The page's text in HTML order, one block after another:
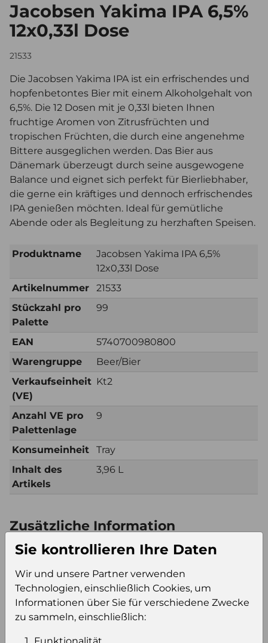
Jacobsen Yakima IPA 6,5%
12x0,33l Dose
21533
Die Jacobsen Yakima IPA ist ein erfrischendes und
hopfenbetontes Bier mit einem Alkoholgehalt von
6,5%. Die 12 Dosen mit je 0,33l bieten Ihnen
fruchtige Aromen von Zitrusfrüchten und
tropischen Früchten, die durch eine angenehme
Bittere ausgeglichen werden. Das Bier aus
Dänemark überzeugt durch seine ausgewogene
Balance und eignet sich perfekt für Bierliebhaber,
die gerne ein kräftiges und dennoch erfrischendes
IPA genießen möchten. Ideal für gemütliche
Abende oder als Begleitung zu herzhaften Speisen.
Produktname
Jacobsen Yakima IPA 6,5%
12x0,33l Dose
Artikelnummer
21533
Stückzahl pro
Palette
99
EAN
5740700980800
Warengruppe
Beer/Bier
Verkaufseinheit
(VE)
Kt2
Anzahl VE pro
Palettenlage
9
Konsumeinheit
Tray
Inhalt des
Artikels
3,96 L
Zusätzliche Information
Verkaufseinheit Kt2
Verkaufseinheit
pro Palette
49
Konsumeinheit
Tray
Stückzahl pro
Palette
99
Sie kontrollieren Ihre Daten
Wir und unsere Partner verwenden
Technologien, einschließlich Cookies, um
Informationen über Sie für verschiedene Zwecke
zu sammeln, einschließlich: